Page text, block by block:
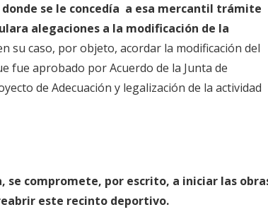
se le concedía a esa mercantil trámite
alegaciones a la modificación de la
su caso, por objeto, acordar la modificación del
fue aprobado por Acuerdo de la Junta de
de Adecuación y legalización de la actividad
compromete, por escrito, a iniciar las
este recinto deportivo.